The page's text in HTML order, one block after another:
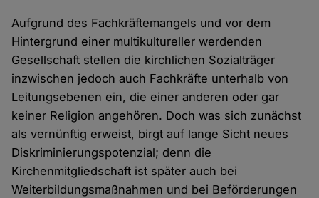
Aufgrund des Fachkräftemangels und vor dem
Hintergrund einer multikultureller werdenden
Gesellschaft stellen die kirchlichen Sozialträger
inzwischen jedoch auch Fachkräfte unterhalb von
Leitungsebenen ein, die einer anderen oder gar
keiner Religion angehören. Doch was sich zunächst
als vernünftig erweist, birgt auf lange Sicht neues
Diskriminierungspotenzial; denn die
Kirchenmitgliedschaft ist später auch bei
Weiterbildungsmaßnahmen und bei Beförderungen